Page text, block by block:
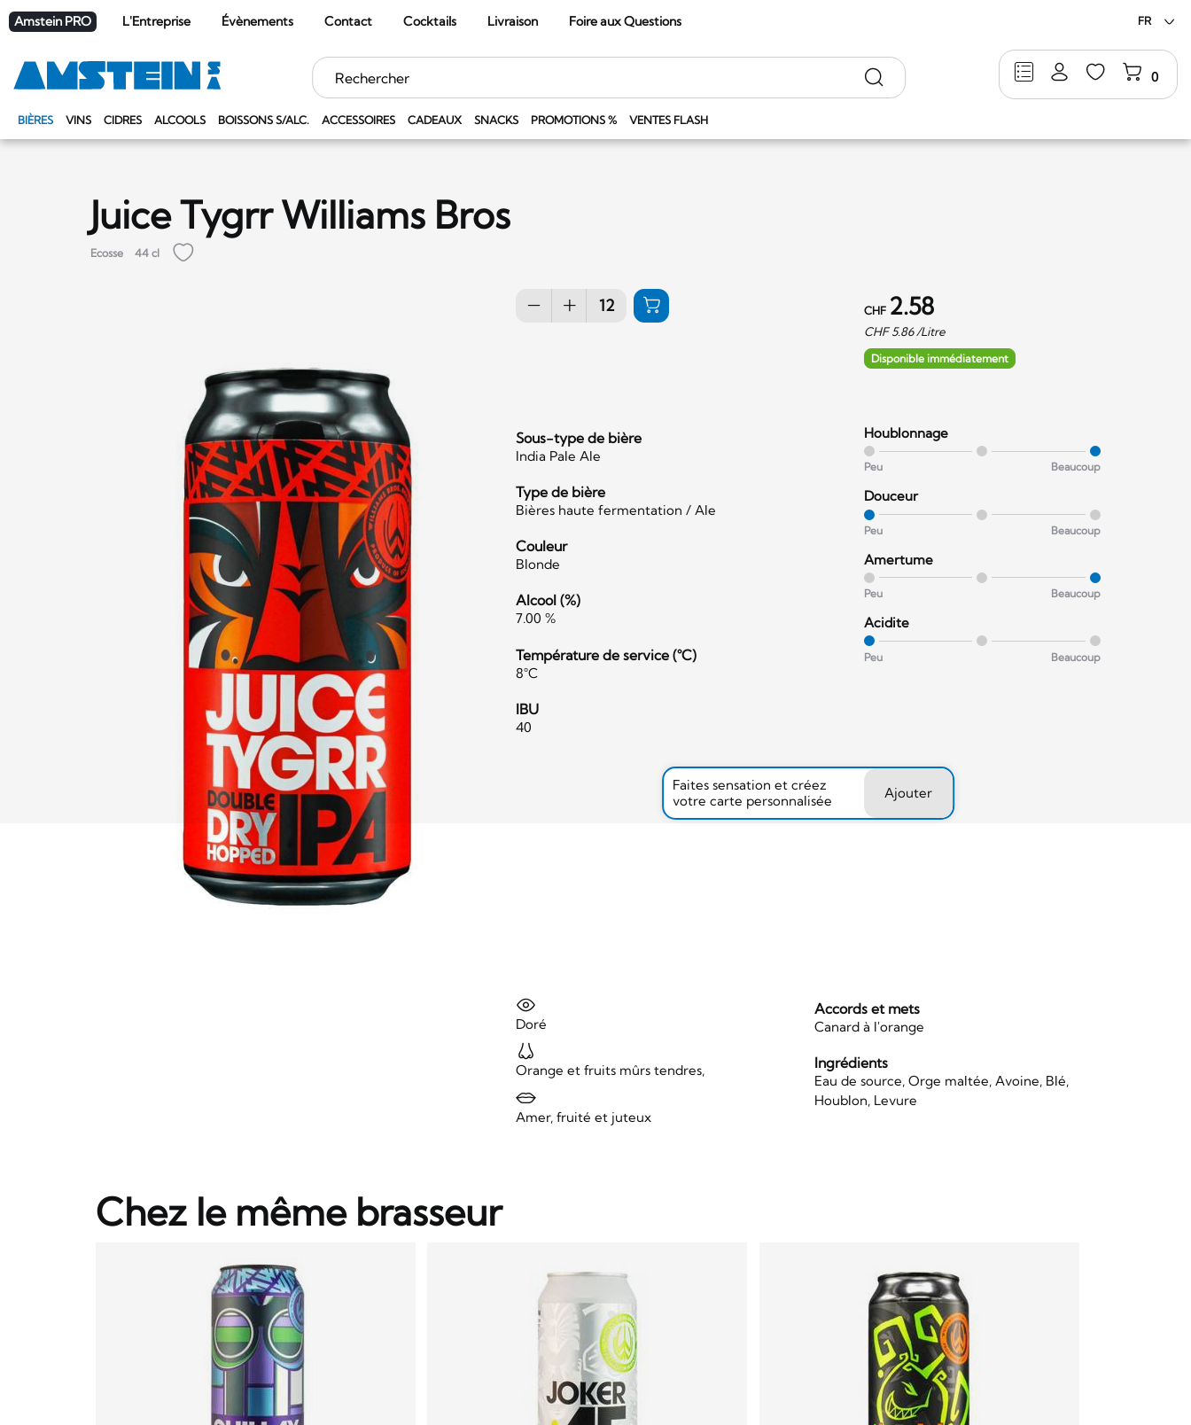
Amstein PRO L'Entreprise Évènements Contact Cocktails Livraison Foire aux Questions FR
BIÈRES VINS CIDRES ALCOOLS BOISSONS S/ALC. ACCESSOIRES CADEAUX SNACKS PROMOTIONS % VENTES FLASH
0
Mots
clés
Rechercher
Juice Tygrr Williams Bros
Ecosse 44 cl
CHF 2.58
CHF5.86/Litre
Disponible immédiatement
Sous-type de bière
India Pale Ale
Type de bière
Bières haute fermentation / Ale
Couleur
Blonde
Alcool (%)
7.00 %
Température de service (°C)
8°C
IBU
40
Houblonnage
Peu Beaucoup
Douceur
Peu Beaucoup
Amertume
Peu Beaucoup
Acidite
Peu Beaucoup
Faites sensation et créez
votre carte personnalisée
Ajouter
Doré
Orange et fruits mûrs tendres,
Amer, fruité et juteux
Accords et mets
Canard à l'orange
Ingrédients
Eau de source, Orge maltée, Avoine, Blé,
Houblon, Levure
Chez le même brasseur